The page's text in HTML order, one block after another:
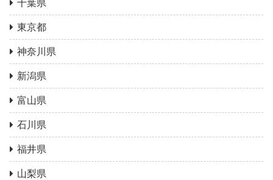
千葉県
東京都
神奈川県
新潟県
富山県
石川県
福井県
山梨県